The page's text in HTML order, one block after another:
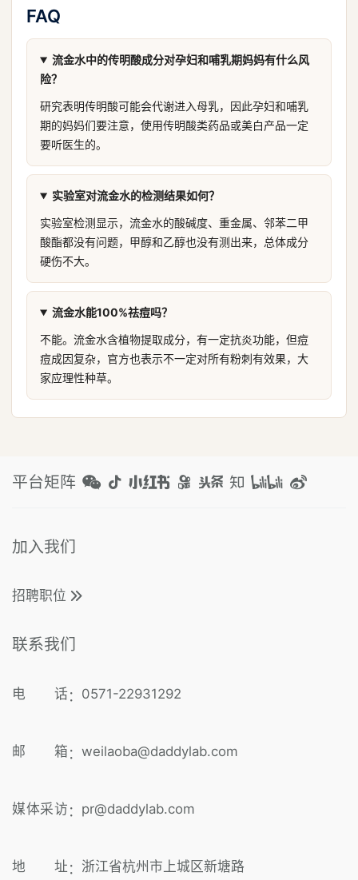
FAQ
流金水中的传明酸成分对孕妇和哺乳期妈妈有什么风
险？
研究表明传明酸可能会代谢进入母乳，因此孕妇和哺乳
期的妈妈们要注意，使用传明酸类药品或美白产品一定
要听医生的。
实验室对流金水的检测结果如何？
实验室检测显示，流金水的酸碱度、重金属、邻苯二甲
酸酯都没有问题，甲醇和乙醇也没有测出来，总体成分
硬伤不大。
流金水能100%祛痘吗？
不能。流金水含植物提取成分，有一定抗炎功能，但痘
痘成因复杂，官方也表示不一定对所有粉刺有效果，大
家应理性种草。
平台矩阵
加入我们
招聘职位
联系我们
电 话 ： 0571-22931292
邮 箱 ： weilaoba@daddylab.com
媒体采访 ： pr@daddylab.com
地 址 ： 浙江省杭州市上城区新塘路